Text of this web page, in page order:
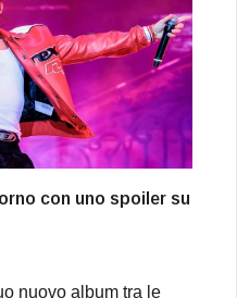
con uno spoiler su
nuovo album tra le